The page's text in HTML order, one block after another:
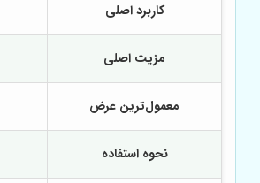
کاربرد اصلی
مزیت اصلی
معمول‌ترین عرض
نحوه استفاده